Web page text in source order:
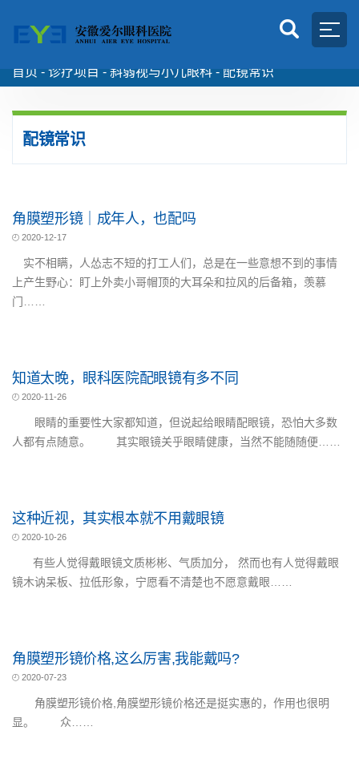
首页 - 诊疗项目 - 斜弱视与小儿眼科 - 配镜常识
配镜常识
角膜塑形镜｜成年人，也配吗
2020-12-17
实不相瞒，人怂志不短的打工人们，总是在一些意想不到的事情
上产生野心：盯上外卖小哥帽顶的大耳朵和拉风的后备箱，羡慕
门……
知道太晚，眼科医院配眼镜有多不同
2020-11-26
眼睛的重要性大家都知道，但说起给眼睛配眼镜，恐怕大多数
人都有点随意。 其实眼镜关乎眼睛健康，当然不能随随便……
这种近视，其实根本就不用戴眼镜
2020-10-26
有些人觉得戴眼镜文质彬彬、气质加分， 然而也有人觉得戴眼
镜木讷呆板、拉低形象，宁愿看不清楚也不愿意戴眼……
角膜塑形镜价格,这么厉害,我能戴吗?
2020-07-23
角膜塑形镜价格,角膜塑形镜价格还是挺实惠的，作用也很明
显。 众……